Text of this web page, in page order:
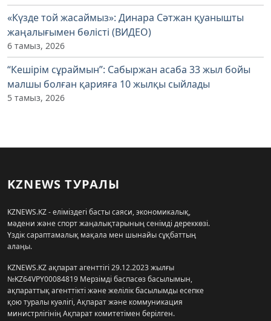
«Күзде той жасаймыз»: Динара Сәтжан қуанышты
жаңалығымен бөлісті (ВИДЕО)
6 тамыз, 2026
“Кешірім сұраймын”: Сабыржан асаба 33 жыл бойы
малшы болған қарияға 10 жылқы сыйлады
5 тамыз, 2026
KZNEWS ТУРАЛЫ
KZNEWS.KZ - еліміздегі басты саяси, экономикалық,
мәдени және спорт жаңалықтарының сенімді дереккөзі.
Үздік сараптамалық мақала мен шынайы сұқбаттың
алаңы.
KZNEWS.KZ ақпарат агенттігі 29.12.2023 жылғы
№KZ64VPY00084819 Мерзімді баспасөз басылымын,
ақпараттық агенттікті және желілік басылымды есепке
қою туралы куәлігі, Ақпарат және коммуникация
министрлігінің Ақпарат комитетімен берілген.